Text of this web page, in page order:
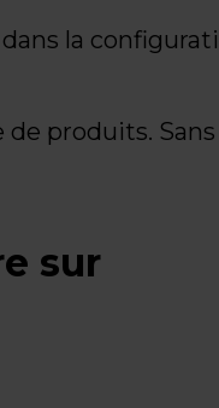
la
de produits. Sans
sur